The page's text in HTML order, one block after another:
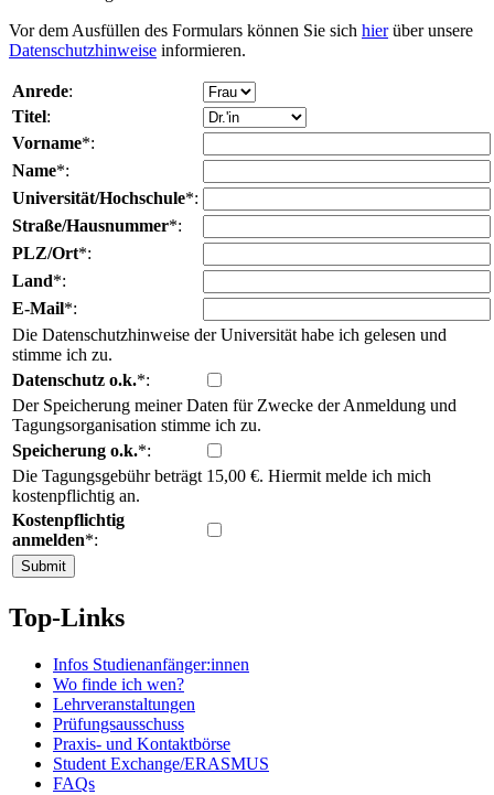
Vor dem Ausfüllen des Formulars können Sie sich hierüber unsere
Datenschutzhinweise informieren.
Anrede:
Titel:
Vorname*:
Name*:
Universität/Hochschule*:
Straße/Hausnummer*:
PLZ/Ort*:
Land*:
E-Mail*:
Die Datenschutzhinweise der Universität habe ich gelesen und
stimme ich zu.
Datenschutz o.k.*:
Der Speicherung meiner Daten für Zwecke der Anmeldung und
Tagungsorganisation stimme ich zu.
Speicherung o.k.*:
Die Tagungsgebühr beträgt 15,00 €. Hiermit melde ich mich
kostenpflichtig an.
Kostenpflichtig
anmelden*:
Top-Links
Infos Studienanfänger:innen
Wo finde ich wen?
Lehrveranstaltungen
Prüfungsausschuss
Praxis- und Kontaktbörse
Student Exchange/ERASMUS
FAQs